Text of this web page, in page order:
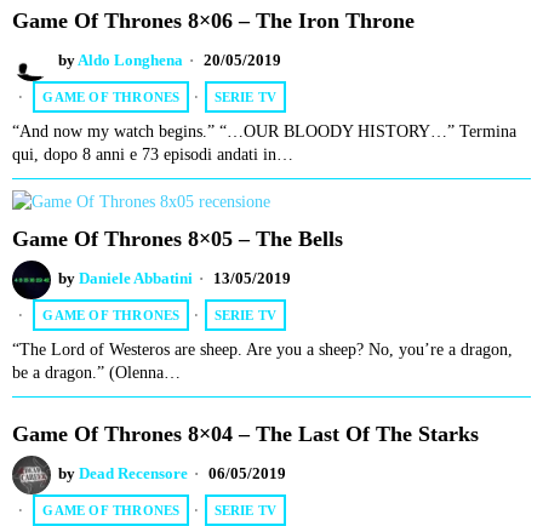
Game Of Thrones 8×06 – The Iron Throne
byAldo Longhena 20/05/2019
GAME OF THRONES · SERIE TV
“And now my watch begins.” “…OUR BLOODY HISTORY…” Termina
qui, dopo 8 anni e 73 episodi andati in…
Game Of Thrones 8×05 – The Bells
by Daniele Abbatini 13/05/2019
GAME OF THRONES · SERIE TV
“The Lord of Westeros are sheep. Are you a sheep? No, you’re a dragon,
be a dragon.” (Olenna…
Game Of Thrones 8×04 – The Last Of The Starks
by Dead Recensore 06/05/2019
GAME OF THRONES · SERIE TV